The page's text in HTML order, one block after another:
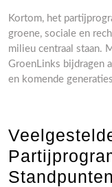
Kortom, het
groene, sociale en
milieu centraal staan.
GroenLinks bijdragen
en komende